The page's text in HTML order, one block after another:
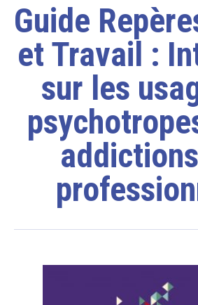
Guide
et Travail :
sur les